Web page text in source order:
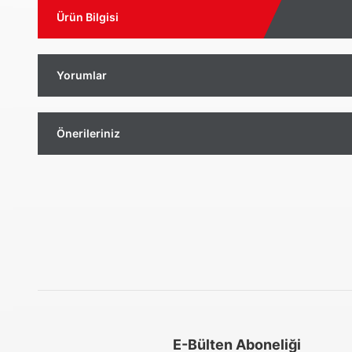
Ürün Bilgisi
Yorumlar
Önerileriniz
E-Bülten Aboneliği